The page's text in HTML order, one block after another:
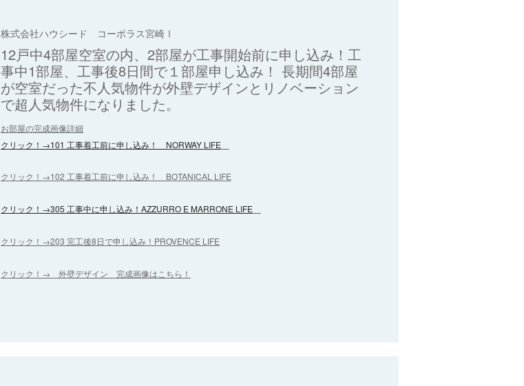
株式会社ハウシード コーポラス宮崎Ⅰ
12戸中4部屋空室の内、2部屋が工事開始前に申し込み！工
事中1部屋、工事後8日間で１部屋申し込み！ 長期間4部屋
が空室だった不人気物件が外壁デザインとリノベーション
で超人気物件になりました。
お部屋の完成画像詳細
クリック！→101 工事着工前に申し込み！ NORWAY LIFE
クリック！→102 工事着工前に申し込み！ BOTANICAL LIFE
クリック！→305 工事中に申し込み！AZZURRO E MARRONE LIFE
クリック！→203 完工後8日で申し込み！PROVENCE LIFE
クリック！→ 外壁デザイン 完成画像はこちら！